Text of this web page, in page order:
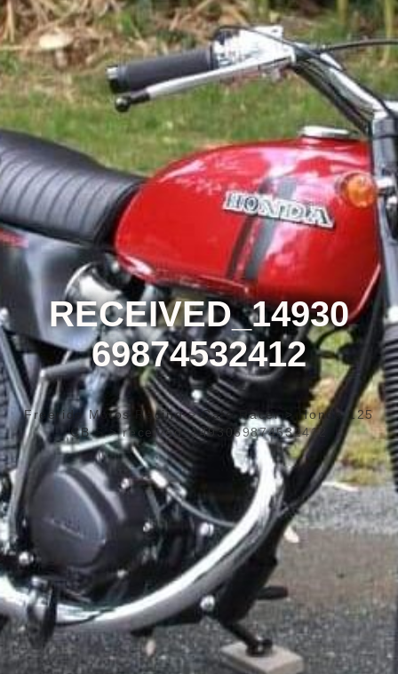
RECEIVED_14930
69874532412
Freeride Motos Racing>Café Racer>
Honda 125
CB S >received_1493069874532412